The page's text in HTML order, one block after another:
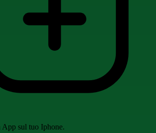
App sul tuo Iphone.